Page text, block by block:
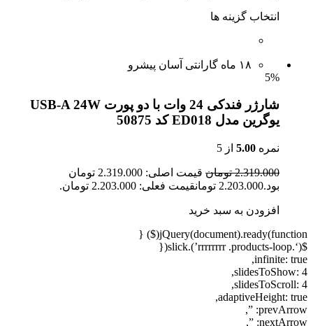
انتخاب گزینه ها
۱۸ ماه گارانتی آسان پیشرو
5%
شارژر فندکی 24 وات با دو پورت USB-A 24W
یوگرین مدل ED018 کد 50875
نمره 5.00 از 5
2.319.000 تومان
قیمت اصلی: 2.319.000 تومان
بود.2.203.000 تومانقیمت فعلی: 2.203.000 تومان.
افزودن به سبد خرید
jQuery(document).ready(function($) {
$(‘.rrrrrrrr .products-loop’).slick({
infinite: true,
slidesToShow: 4,
slidesToScroll: 4,
adaptiveHeight: true,
prevArrow: ”,
nextArrow: ”,